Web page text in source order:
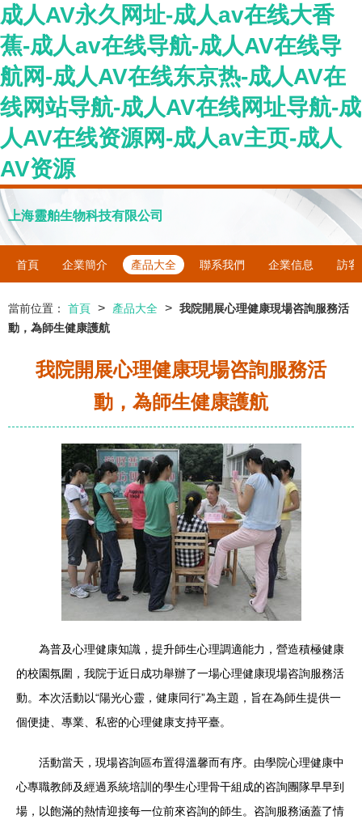
成人AV永久网址-成人av在线大香
蕉-成人av在线导航-成人AV在线导
航网-成人AV在线东京热-成人AV在
线网站导航-成人AV在线网址导航-成
人AV在线资源网-成人av主页-成人
AV资源
上海靈舶生物科技有限公司
首頁 企業簡介 產品大全 聯系我們 企業信息 訪客
當前位置： 首頁 > 產品大全 > 我院開展心理健康現場咨詢服務活
動，為師生健康護航
我院開展心理健康現場咨詢服務活
動，為師生健康護航
為普及心理健康知識，提升師生心理調適能力，營造積極健康
的校園氛圍，我院于近日成功舉辦了一場心理健康現場咨詢服務活
動。本次活動以“陽光心靈，健康同行”為主題，旨在為師生提供一
個便捷、專業、私密的心理健康支持平臺。
活動當天，現場咨詢區布置得溫馨而有序。由學院心理健康中
心專職教師及經過系統培訓的學生心理骨干組成的咨詢團隊早早到
場，以飽滿的熱情迎接每一位前來咨詢的師生。咨詢服務涵蓋了情